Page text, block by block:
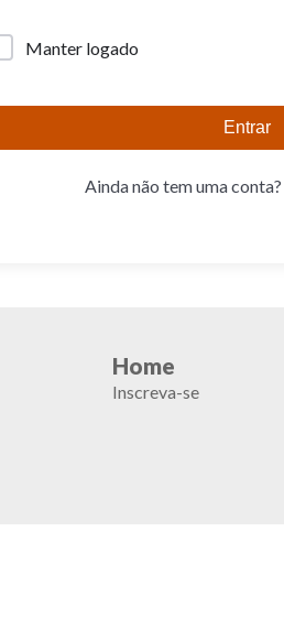
Manter logado
Entrar
Ainda não tem uma conta?
Home
Inscreva-se